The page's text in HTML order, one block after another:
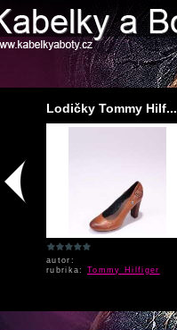
Lodičky Tommy Hilf...
autor:
rubrika: Tommy Hilfiger